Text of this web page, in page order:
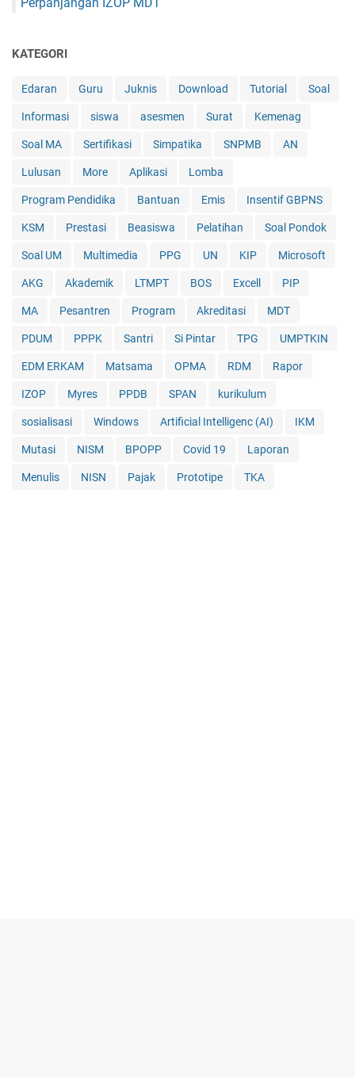
KATEGORI
Edaran Guru Juknis Download Tutorial Soal
Informasi siswa asesmen Surat Kemenag
Soal MA Sertifikasi Simpatika SNPMB AN
Lulusan More Aplikasi Lomba
Program Pendidika Bantuan Emis Insentif GBPNS
KSM Prestasi Beasiswa Pelatihan Soal Pondok
Soal UM Multimedia PPG UN KIP Microsoft
AKG Akademik LTMPT BOS Excell PIP
MA Pesantren Program Akreditasi MDT
PDUM PPPK Santri Si Pintar TPG UMPTKIN
EDM ERKAM Matsama OPMA RDM Rapor
IZOP Myres PPDB SPAN kurikulum
sosialisasi Windows Artificial Intelligenc (AI) IKM
Mutasi NISM BPOPP Covid 19 Laporan
Menulis NISN Pajak Prototipe TKA